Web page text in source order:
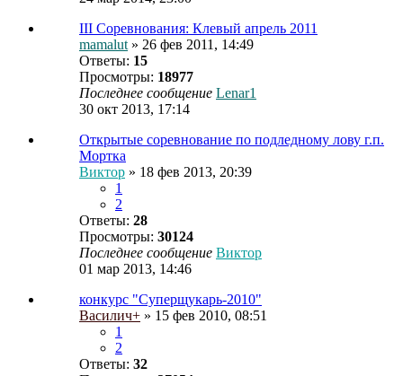
III Соревнования: Клевый апрель 2011
mamalut » 26 фев 2011, 14:49
Ответы: 15
Просмотры: 18977
Последнее сообщение Lenar1
30 окт 2013, 17:14
Открытые соревнование по подледному лову г.п.
Мортка
Виктор » 18 фев 2013, 20:39
1
2
Ответы: 28
Просмотры: 30124
Последнее сообщение Виктор
01 мар 2013, 14:46
конкурс "Суперщукарь-2010"
Василич+ » 15 фев 2010, 08:51
1
2
Ответы: 32